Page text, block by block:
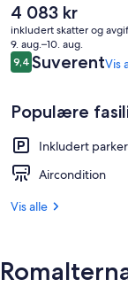
Den
nåværende
prisen
er
4 083 kr
4 083 kr
inkludert skatter og
9. aug.–10. aug.
Anmeldelser
9,49,4 av 10 –
SuverentVis
Populære
Inkludert
Aircondition
Vis alle